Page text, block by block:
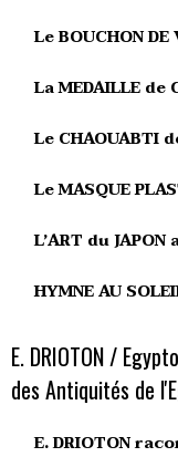
Le BOUCHON DE
La MEDAILLE de
Le CHAOUABTI
Le MASQUE
L’ART du JAPON
HYMNE AU
E. DRIOTON /
des Antiquités de
E. DRIOTON